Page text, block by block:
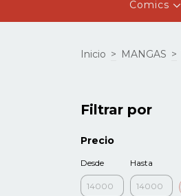
Comics
Inicio > MANGAS >
Filtrar por
Precio
Desde Hasta